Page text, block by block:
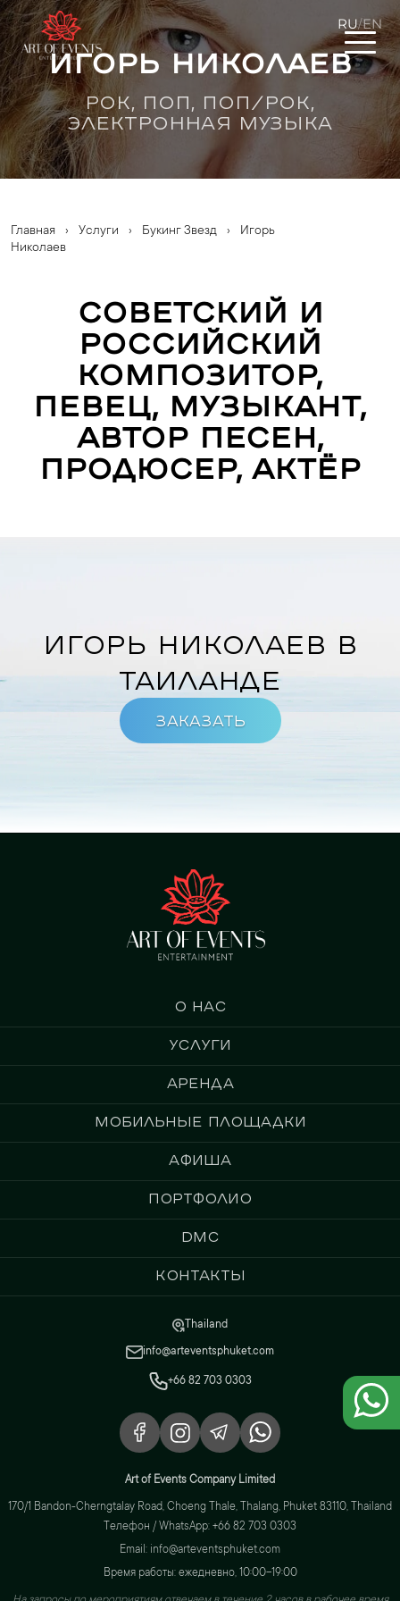
RU/EN
Игорь Николаев
РОК, ПОП, ПОП/РОК,
ЭЛЕКТРОННАЯ МУЗЫКА
Главная › Услуги › Букинг Звезд ›
Игорь
Николаев
Советский и
российский
композитор,
певец, музыкант,
автор песен,
продюсер, актёр
Игорь Николаев в
Таиланде
Заказать
О нас
Услуги
Аренда
Мобильные площадки
Афиша
Портфолио
DMC
Контакты
Thailand
info@arteventsphuket.com
+66 82 703 0303
Art of Events Company Limited
170/1 Bandon-Cherngtalay Road, Choeng Thale, Thalang, Phuket 83110, Thailand
Телефон / WhatsApp: +66 82 703 0303
Email: info@arteventsphuket.com
Время работы: ежедневно, 10:00–19:00